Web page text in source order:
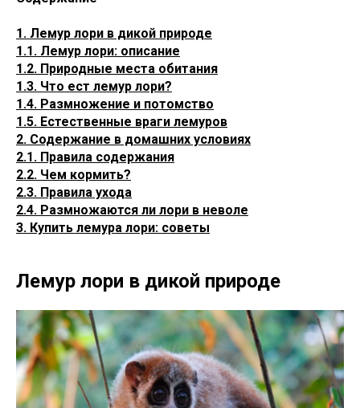
1. Лемур лори в дикой природе
1.1. Лемур лори: описание
1.2. Природные места обитания
1.3. Что ест лемур лори?
1.4. Размножение и потомство
1.5. Естественные враги лемуров
2. Содержание в домашних условиях
2.1. Правила содержания
2.2. Чем кормить?
2.3. Правила ухода
2.4. Размножаются ли лори в неволе
3. Купить лемура лори: советы
Лемур лори в дикой природе